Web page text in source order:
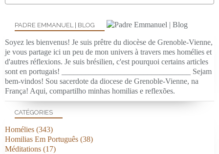
PADRE EMMANUEL | BLOG
Soyez les bienvenus! Je suis prêtre du diocèse de Grenoble-Vienne,
je vous partage ici un peu de mon univers à travers mes homélies et
d'autres réflexions. Je suis brésilien, c'est pourquoi certains articles
sont en portugais! _________________________________ Sejam
bem-vindos! Sou sacerdote da diocese de Grenoble-Vienne, na
França! Aqui, compartilho minhas homilias e reflexões.
CATÉGORIES
Homélies (343)
Homilias Em Português (38)
Méditations (17)